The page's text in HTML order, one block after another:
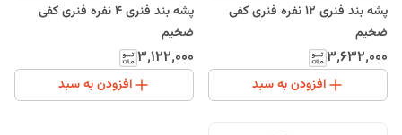
پشه بند فنری 12 نفره فنری کفی
ضخیم
۳٬۶۳۲٬۰۰۰
افزودن به سبد
پشه بند فنری 4 نفره فنری کفی
ضخیم
۳٬۱۲۲٬۰۰۰
افزودن به سبد